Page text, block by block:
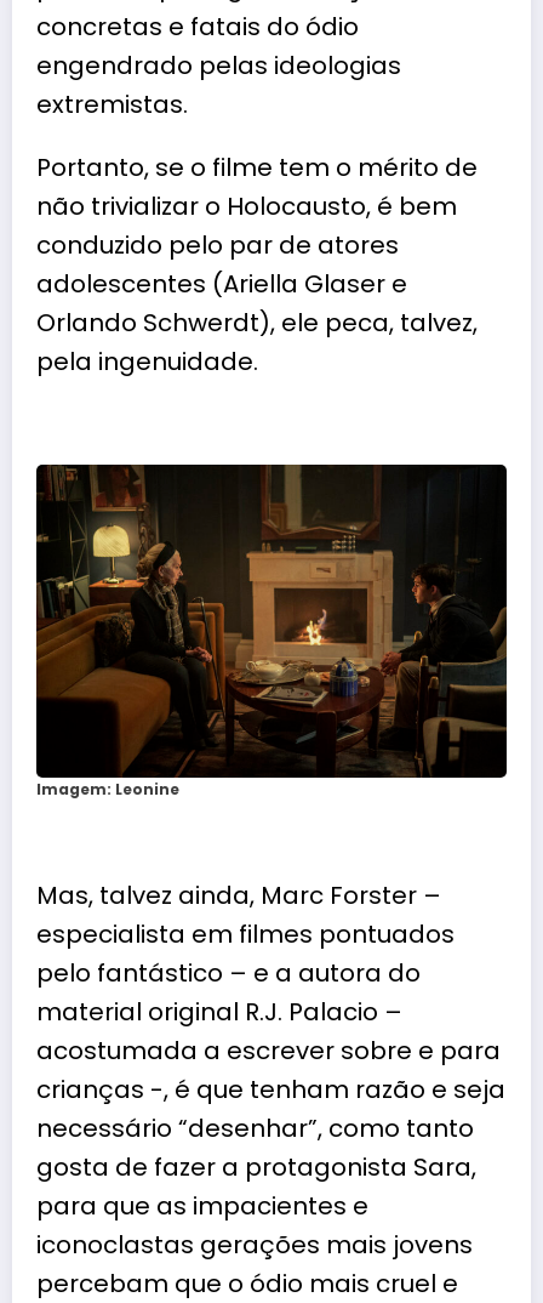
concretas e fatais do ódio
engendrado pelas ideologias
extremistas.
Portanto, se o filme tem o mérito de
não trivializar o Holocausto, é bem
conduzido pelo par de atores
adolescentes (Ariella Glaser e
Orlando Schwerdt), ele peca, talvez,
pela ingenuidade.
Imagem: Leonine
Mas, talvez ainda, Marc Forster –
especialista em filmes pontuados
pelo fantástico – e a autora do
material original R.J. Palacio –
acostumada a escrever sobre e para
crianças -, é que tenham razão e seja
necessário “desenhar”, como tanto
gosta de fazer a protagonista Sara,
para que as impacientes e
iconoclastas gerações mais jovens
percebam que o ódio mais cruel e